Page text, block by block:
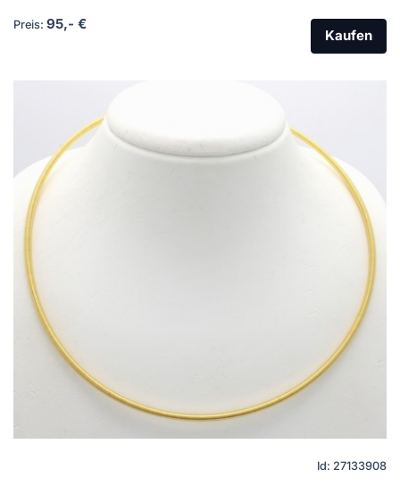
Preis: 95,- €
Kaufen
Id: 27133908